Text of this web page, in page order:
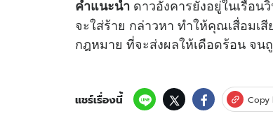
คำแนะนำ ดาวอังคารยังอยู่ในเรือ
จะใส่ร้าย กล่าวหา ทำให้คุณเสื่อมเ
กฎหมาย ที่จะส่งผลให้เดือดร้อน จน
แชร์เรื่องนี้ Copy